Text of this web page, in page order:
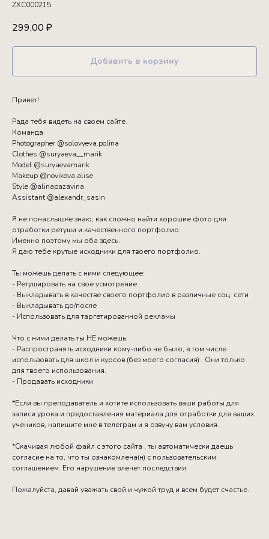
ZXC000215
299,00 ₽
Добавить в корзину
Привет!
Рада тебя видеть на своем сайте.
Команда
Photographer @solovyeva.polina
Clothes @suryaeva__marik
Model @suryaevamarik
Makeup @novikova.alise
Style @alinapazavina
Assistant @alexandr_sasin
Я не понаслышке знаю, как сложно найти хорошие фото для
отработки ретуши и качественного портфолио.
Именно поэтому мы оба здесь.
Я даю тебе крутые исходники для твоего портфолио.
Ты можешь делать с ними следующее:
- Ретушировать на свое усмотрение
- Выкладывать в качестве своего портфолио в различные соц. сети
- Выкладывать до/после
- Использовать для таргетированной рекламы
Что с ними делать ты НЕ можешь:
- Распространять исходники кому-либо не было, в том числе
использовать для школ и курсов (без моего согласия) . Они только
для твоего использования.
- Продавать исходники
*Если вы преподаватель и хотите использовать ваши работы для
записи урока и предоставления материала для отработки для ваших
учеников, напишите мне в телеграм и я озвучу вам условия.
*Скачивая любой файл с этого сайта , ты автоматически даешь
согласие на то, что ты ознакомлена(н) с пользовательским
соглашением. Его нарушение влечет последствия.
Пожалуйста, давай уважать свой и чужой труд и всем будет счастье.